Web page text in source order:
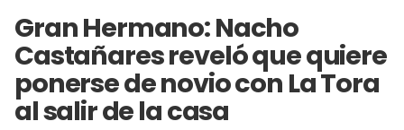
Gran Hermano: Nacho
Castañares reveló que quiere
ponerse de novio con La Tora
al salir de la casa